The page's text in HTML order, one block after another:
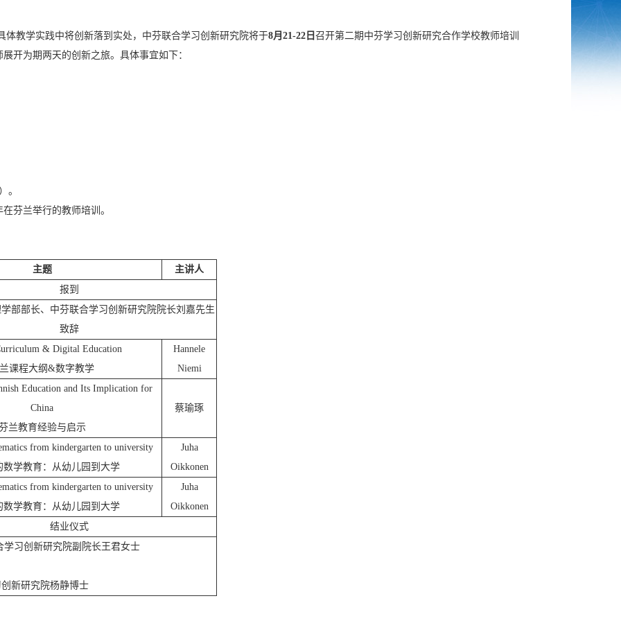
体教学实践中将创新落到实处，中芬联合学习创新研究院将于8月 21-22 日 召开第二期中芬学习创新研究合作学校教师培训
开为期两天的创新之旅。具体事宜如下：
。
在芬兰举行的教师培训。
主题
主讲人
报到
部部长、中芬联合学习创新研究院院长刘嘉先生
致辞
& Digital Education
课程大纲&数字教学
Hannele
Niemi
Education and Its Implication for
China
兰教育经验与启示
蔡瑜琢
from kindergarten to university
数学教育：从幼儿园到大学
Juha
Oikkonen
from kindergarten to university
数学教育：从幼儿园到大学
Juha
Oikkonen
结业仪式
习创新研究院副院长王君女士
新研究院杨静博士